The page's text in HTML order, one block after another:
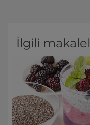
İlgili